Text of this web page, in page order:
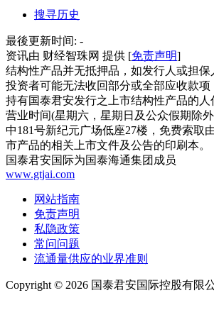
搜寻历史
最後更新时间: -
资讯由 财经智珠网 提供 [免责声明]
结构性产品并无抵押品，如发行人或担保
投资者可能无法收回部分或全部应收款项
持有国泰君安发行之上市结构性产品的人
营业时间(星期六，星期日及公众假期除
中181号新纪元广场低座27楼，免费索取
市产品的相关上市文件及公告的印刷本。
国泰君安国际为国泰海通集团成员
www.gtjai.com
网站指南
免责声明
私隐政策
常问问题
流通量供应的业界准则
Copyright © 2026 国泰君安国际控股有限